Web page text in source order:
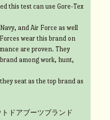
this test can use Gore-Tex
and Air Force as well
wear this brand on
are proven. They
among work, hunt,
seat as the top brand as
ドアブーツブランド